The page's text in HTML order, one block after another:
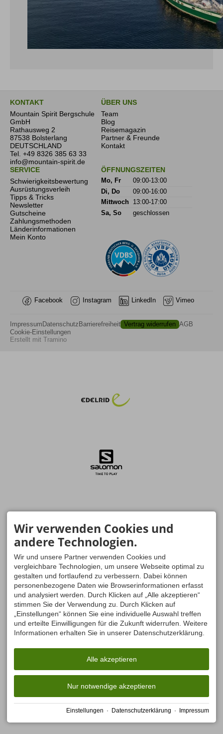
KONTAKT
Mountain Spirit Bergschule
GmbH
Rathausweg 2
87538 Bolsterlang
DEUTSCHLAND
Tel. +49 8326 385 63 33
info@mountain-spirit.de
ÜBER UNS
Team
Blog
Reisemagazin
Partner & Freunde
Kontakt
SERVICE
Schwierigkeitsbewertung
Ausrüstungsverleih
Tipps & Tricks
Newsletter
Gutscheine
Zahlungsmethoden
Länderinformationen
Mein Konto
ÖFFNUNGSZEITEN
Mo, Fr
09:00-13:00
Di, Do
09:00-16:00
Mittwoch
13:00-17:00
Sa, So
geschlossen
Impressum Datenschutz Barrierefreiheit Vertrag widerrufen AGB
Cookie-Einstellungen
Facebook Instagram LinkedIn Vimeo
Erstellt mit Tramino
Wir verwenden Cookies und
andere Technologien.
Wir und unsere Partner verwenden Cookies und
vergleichbare Technologien, um unsere Webseite optimal zu
gestalten und fortlaufend zu verbessern. Dabei können
personenbezogene Daten wie Browserinformationen erfasst
und analysiert werden. Durch Klicken auf „Alle akzeptieren“
stimmen Sie der Verwendung zu. Durch Klicken auf
„Einstellungen“ können Sie eine individuelle Auswahl treffen
und erteilte Einwilligungen für die Zukunft widerrufen. Weitere
Informationen erhalten Sie in unserer Datenschutzerklärung.
Alle akzeptieren
Nur notwendige akzeptieren
Einstellungen · Datenschutzerklärung · Impressum